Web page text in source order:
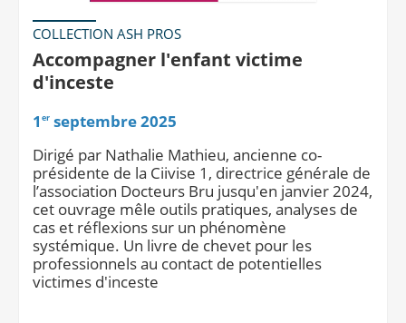
COLLECTION ASH PROS
Accompagner l'enfant victime
d'inceste
1 er septembre 2025
Dirigé par Nathalie Mathieu, ancienne co-
présidente de la Ciivise 1, directrice générale de
l’association Docteurs Bru jusqu'en janvier 2024,
cet ouvrage mêle outils pratiques, analyses de
cas et réflexions sur un phénomène
systémique. Un livre de chevet pour les
professionnels au contact de potentielles
victimes d'inceste